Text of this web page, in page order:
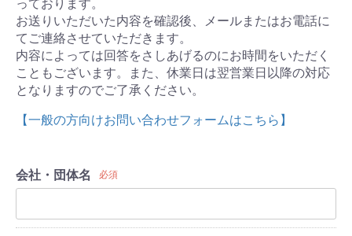
っております。
お送りいただいた内容を確認後、メールまたはお電話に
てご連絡させていただきます。
内容によっては回答をさしあげるのにお時間をいただく
こともございます。また、休業日は翌営業日以降の対応
となりますのでご了承ください。
【一般の方向けお問い合わせフォームはこちら】
会社・団体名 必須